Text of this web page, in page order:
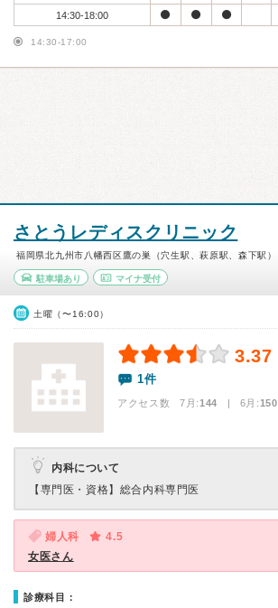
14:30-18:00
14:30-17:00
さとうレディスクリニック
福岡県北九州市八幡西区鷹の巣（穴生駅、萩原駅、森下駅）
駐車場あり マイナ受付
土曜（〜16:00）
3.37
1件
アクセス数 7月:144 | 6月:150
内科について
【専門医・資格】 総合内科専門医
婦人科
4.5
女医さん
診療科目：